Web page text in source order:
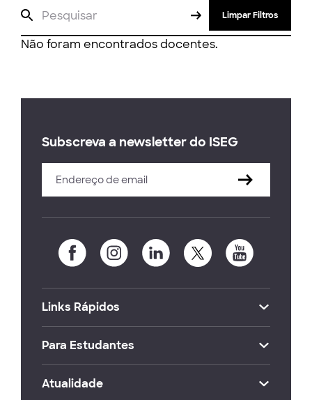
Limpar Filtros
Não foram encontrados docentes.
Subscreva a newsletter do ISEG
Links Rápidos
Para Estudantes
Atualidade